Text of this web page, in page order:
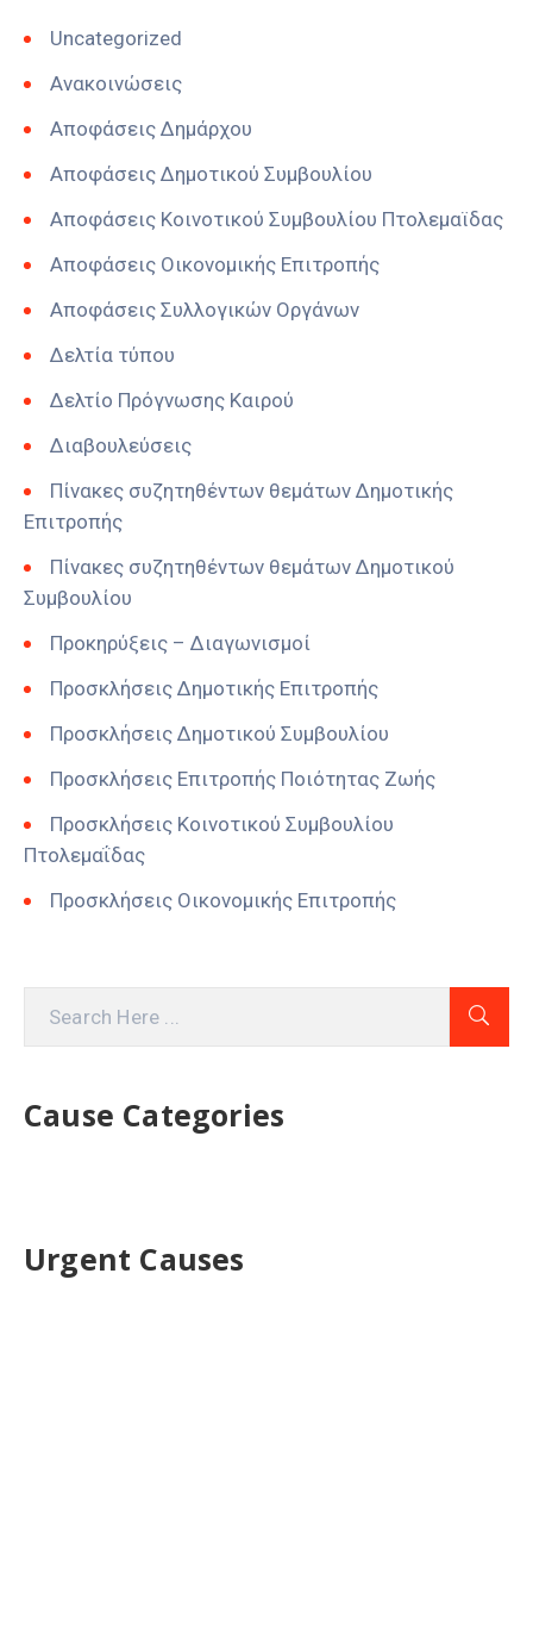
Uncategorized
Ανακοινώσεις
Αποφάσεις Δημάρχου
Αποφάσεις Δημοτικού Συμβουλίου
Αποφάσεις Κοινοτικού Συμβουλίου Πτολεμαϊδας
Αποφάσεις Οικονομικής Επιτροπής
Αποφάσεις Συλλογικών Οργάνων
Δελτία τύπου
Δελτίο Πρόγνωσης Καιρού
Διαβουλεύσεις
Πίνακες συζητηθέντων θεμάτων Δημοτικής
Επιτροπής
Πίνακες συζητηθέντων θεμάτων Δημοτικού
Συμβουλίου
Προκηρύξεις – Διαγωνισμοί
Προσκλήσεις Δημοτικής Επιτροπής
Προσκλήσεις Δημοτικού Συμβουλίου
Προσκλήσεις Επιτροπής Ποιότητας Ζωής
Προσκλήσεις Κοινοτικού Συμβουλίου
Πτολεμαΐδας
Προσκλήσεις Οικονομικής Επιτροπής
Cause Categories
Urgent Causes